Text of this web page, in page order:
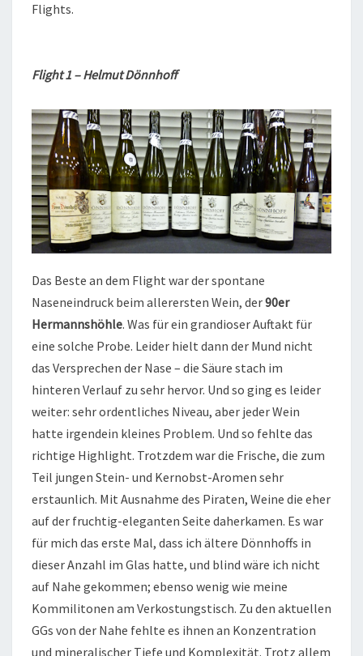
Flights.
Flight 1 – Helmut Dönnhoff
Das Beste an dem Flight war der spontane
Naseneindruck beim allerersten Wein, der90er
Hermannshöhle. Was für ein grandioser Auftakt für
eine solche Probe. Leider hielt dann der Mund nicht
das Versprechen der Nase – die Säure stach im
hinteren Verlauf zu sehr hervor. Und so ging es leider
weiter: sehr ordentliches Niveau, aber jeder Wein
hatte irgendein kleines Problem. Und so fehlte das
richtige Highlight. Trotzdem war die Frische, die zum
Teil jungen Stein- und Kernobst-Aromen sehr
erstaunlich. Mit Ausnahme des Piraten, Weine die eher
auf der fruchtig-eleganten Seite daherkamen. Es war
für mich das erste Mal, dass ich ältere Dönnhoffs in
dieser Anzahl im Glas hatte, und blind wäre ich nicht
auf Nahe gekommen; ebenso wenig wie meine
Kommilitonen am Verkostungstisch. Zu den aktuellen
GGs von der Nahe fehlte es ihnen an Konzentration
und mineralischer Tiefe und Komplexität. Trotz allem